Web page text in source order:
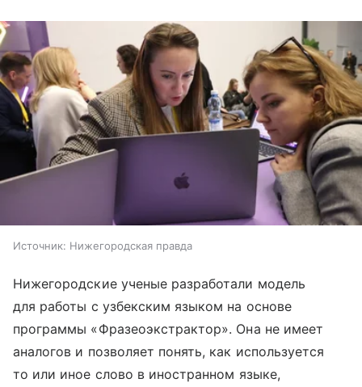
Источник: Нижегородская правда
Нижегородские ученые разработали модель
для работы с узбекским языком на основе
программы «Фразеоэкстрактор». Она не имеет
аналогов и позволяет понять, как используется
то или иное слово в иностранном языке,